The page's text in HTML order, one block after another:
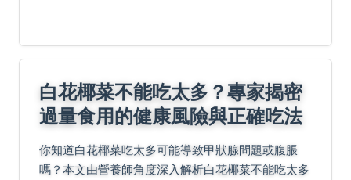
白花椰菜不能吃太多？專家揭密
過量食用的健康風險與正確吃法
你知道白花椰菜吃太多可能導致甲狀腺問題或腹脹
嗎？本文由營養師角度深入解析白花椰菜不能吃太多